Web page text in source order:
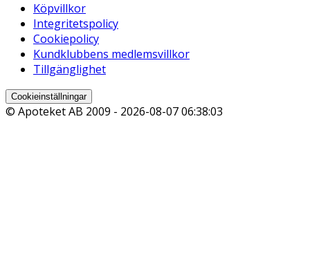
Köpvillkor
Integritetspolicy
Cookiepolicy
Kundklubbens medlemsvillkor
Tillgänglighet
Cookieinställningar
© Apoteket AB 2009 - 2026-08-07 06:38:03